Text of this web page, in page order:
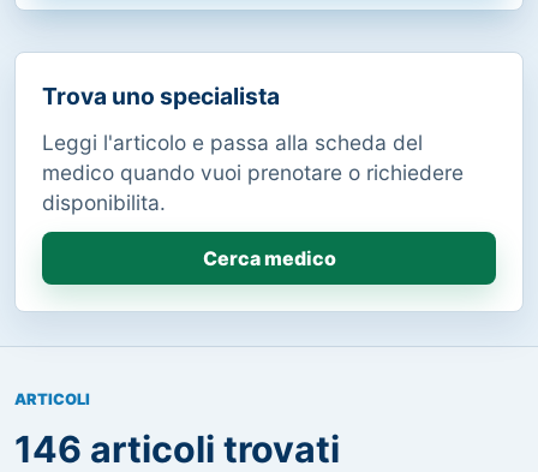
Trova uno specialista
Leggi l'articolo e passa alla scheda del
medico quando vuoi prenotare o richiedere
disponibilita.
Cerca medico
ARTICOLI
146 articoli trovati